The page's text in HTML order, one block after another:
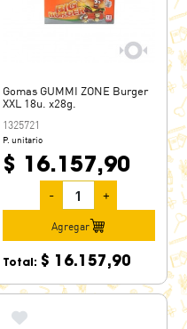
Gomas GUMMI ZONE Burger
XXL 18u. x28g.
1325721
P. unitario
$ 16.157,90
- +
Agregar
Total: $ 16.157,90